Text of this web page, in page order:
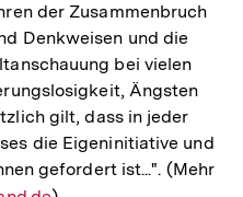
der Zusammenbruch
Denkweisen und die
bei vielen
Ängsten
gilt, dass in jeder
die Eigeninitiative und
gefordert ist...". (Mehr